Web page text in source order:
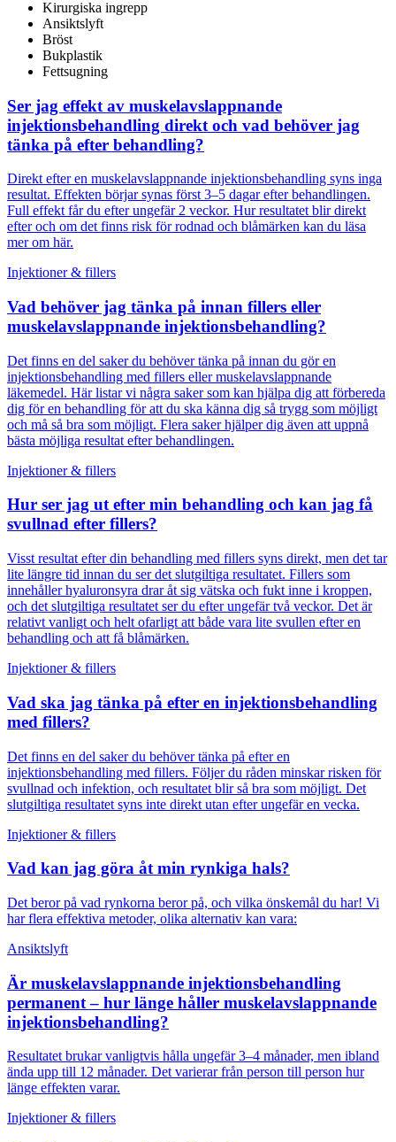
Kirurgiska ingrepp
Ansiktslyft
Bröst
Bukplastik
Fettsugning
Ser jag effekt av muskelavslappnande
injektionsbehandling direkt och vad behöver jag
tänka på efter behandling?
Direkt efter en muskelavslappnande injektionsbehandling syns inga
resultat. Effekten börjar synas först 3–5 dagar efter behandlingen.
Full effekt får du efter ungefär 2 veckor. Hur resultatet blir direkt
efter och om det finns risk för rodnad och blåmärken kan du läsa
mer om här.
Injektioner & fillers
Vad behöver jag tänka på innan fillers eller
muskelavslappnande injektionsbehandling?
Det finns en del saker du behöver tänka på innan du gör en
injektionsbehandling med fillers eller muskelavslappnande
läkemedel. Här listar vi några saker som kan hjälpa dig att förbereda
dig för en behandling för att du ska känna dig så trygg som möjligt
och må så bra som möjligt. Flera saker hjälper dig även att uppnå
bästa möjliga resultat efter behandlingen.
Injektioner & fillers
Hur ser jag ut efter min behandling och kan jag få
svullnad efter fillers?
Visst resultat efter din behandling med fillers syns direkt, men det tar
lite längre tid innan du ser det slutgiltiga resultatet. Fillers som
innehåller hyaluronsyra drar åt sig vätska och fukt inne i kroppen,
och det slutgiltiga resultatet ser du efter ungefär två veckor. Det är
relativt vanligt och helt ofarligt att både vara lite svullen efter en
behandling och att få blåmärken.
Injektioner & fillers
Vad ska jag tänka på efter en injektionsbehandling
med fillers?
Det finns en del saker du behöver tänka på efter en
injektionsbehandling med fillers. Följer du råden minskar risken för
svullnad och infektion, och resultatet blir så bra som möjligt. Det
slutgiltiga resultatet syns inte direkt utan efter ungefär en vecka.
Injektioner & fillers
Vad kan jag göra åt min rynkiga hals?
Det beror på vad rynkorna beror på, och vilka önskemål du har! Vi
har flera effektiva metoder, olika alternativ kan vara:
Ansiktslyft
Är muskelavslappnande injektionsbehandling
permanent – hur länge håller muskelavslappnande
injektionsbehandling?
Resultatet brukar vanligtvis hålla ungefär 3–4 månader, men ibland
ända upp till 12 månader. Det varierar från person till person hur
länge effekten varar.
Injektioner & fillers